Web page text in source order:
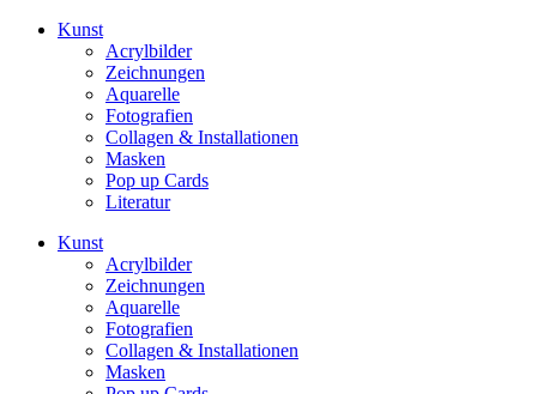
Kunst
Acrylbilder
Zeichnungen
Aquarelle
Fotografien
Collagen & Installationen
Masken
Pop up Cards
Literatur
Kunst
Acrylbilder
Zeichnungen
Aquarelle
Fotografien
Collagen & Installationen
Masken